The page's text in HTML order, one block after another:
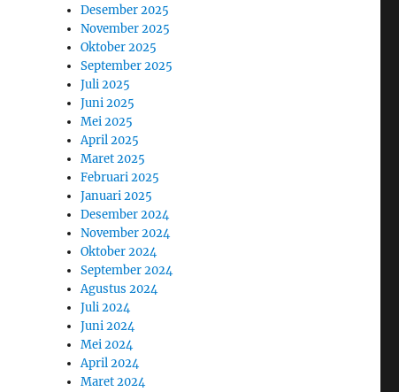
Desember 2025
November 2025
Oktober 2025
September 2025
Juli 2025
Juni 2025
Mei 2025
April 2025
Maret 2025
Februari 2025
Januari 2025
Desember 2024
November 2024
Oktober 2024
September 2024
Agustus 2024
Juli 2024
Juni 2024
Mei 2024
April 2024
Maret 2024